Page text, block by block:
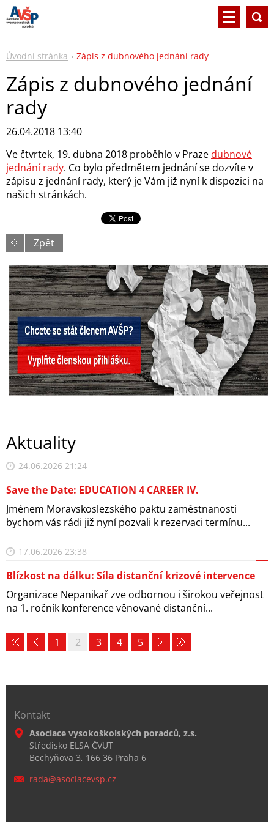
Úvodní stránka Zápis z dubnového jednání rady
Zápis z dubnového jednání
rady
26.04.2018 13:40
Ve čtvrtek, 19. dubna 2018 proběhlo v Praze dubnové
jednání rady. Co bylo předmětem jednání se dozvíte v
zápisu z jednání rady, který je Vám již nyní k dispozici na
našich stránkách.
Zpět
Aktuality
24.06.2026 21:24
Save the Date: EDUCATION 4 CAREER IV.
Jménem Moravskoslezského paktu zaměstnanosti
bychom vás rádi již nyní pozvali k rezervaci termínu...
17.06.2026 23:38
Blízkost na dálku: Síla distanční krizové intervence
Organizace Nepanikař zve odbornou i širokou veřejnost
na 1. ročník konference věnované distanční...
1 2 3 4 5
Kontakt
Asociace vysokoškolských poradců, z.s.
Středisko ELSA ČVUT
Bechyňova 3, 166 36 Praha 6
rada@asociacevsp.cz